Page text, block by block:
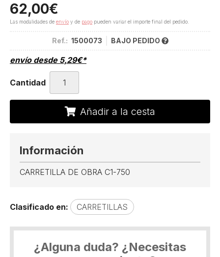
62,00€
Las modalidades de envío y de pago pueden variar el importe final del pedido.
Ref.: 1500073 BAJO PEDIDO
envío desde 5,29€*
Cantidad
Añadir a la cesta
Información
CARRETILLA DE OBRA C1-750
Clasificado en: CARRETILLAS
¿Alguna duda? ¿Necesitas